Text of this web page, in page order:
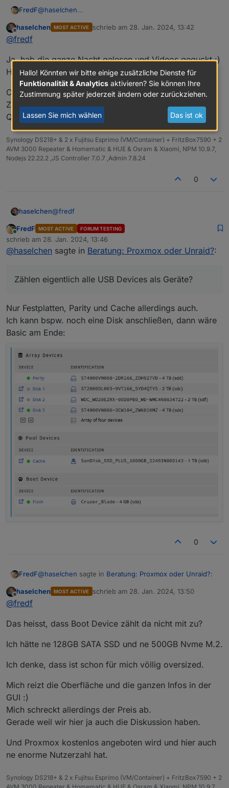
FredF@haselchen
so zu Weihnachten oder so.
Offline
haselchen MOST ACTIVE schrieb am 28. Jan. 2024, 13:42
zuletzt editiert von
@fredf
Ja, hab die ganze Nacht gelesen und Videos geguckt :)
Hab schon Quadrat Augen
Ca.54€ ist schon nen Brett fürs Rumdatteln.
Zählen eigentlich alle USB Devices als Geräte?
Quasi ne USB Maus und Keyboard?
Synology DS218+ & 2 x Fujitsu Esprimo (VM/Container) + FritzBox7590 + 2
AVM 3000 Repeater & Homematic & HUE & Osram & Xiaomi, NPM 10.9.7,
Nodejs 22.22.2 ,JS Controller 7.0.7 ,Admin 7.8.24
0
haselchen@fredf
Ja, hab die ganze Nacht gelesen und Videos
geguckt :)
Hab schon Quadrat Augen
Ca.54€ ist schon nen Brett fürs Rumdatteln.
Online
FredF MOST ACTIVE FORUM TESTING
schrieb am 28. Jan. 2024, 13:46
zuletzt editiert von
@haselchen sagte in Beratung: Proxmox oder Unraid?:
Zählen eigentlich alle USB Devices als Geräte?
Nur Festplatten, Parity und Cache allerdings auch.
Ich kann bspw. noch eine Disk anschließen, dann wäre
Basic am Ende:
0
FredF@haselchen sagte in Beratung: Proxmox oder Unraid?:
Nur Festplatten, Parity und Cache allerdings auch.
Basic am Ende:
Offline
haselchen MOST ACTIVE schrieb am 28. Jan. 2024, 13:50
zuletzt editiert von
@fredf
Das heisst, dass Boot Device zählt da nicht mit zu?
Ich hätte ne 128GB SATA SSD und ne 500GB Nvme M.2.
Ich denke, dass ist schon für mich völlig oversized.
Mich reizt die Oberfläche und die ganzen Infos in der
GUI :)
Mich schreckt allerdings der Preis ab.
Gerade weil wir hier ja auch die Diskussion haben.
Und Proxmox kostenlos angeboten wird und hier auch
ne enorme Nutzerzahl hat.
Synology DS218+ & 2 x Fujitsu Esprimo (VM/Container) + FritzBox7590 + 2
Hallo! Könnten wir bitte einige zusätzliche Dienste für
Funktionalität & Analytics aktivieren? Sie können Ihre
Zustimmung später jederzeit ändern oder zurückziehen.
Lassen Sie mich wählen Das ist ok